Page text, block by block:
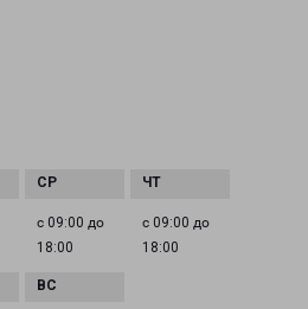
с 09:00 до
18:00
с 09:00 до
18:00